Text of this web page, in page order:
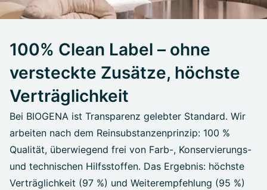
100% Clean Label – ohne
versteckte Zusätze, höchste
Verträglichkeit
Bei BIOGENA ist Transparenz gelebter Standard. Wir
arbeiten nach dem Reinsubstanzenprinzip: 100 %
Qualität, überwiegend frei von Farb-, Konservierungs-
und technischen Hilfsstoffen. Das Ergebnis: höchste
Verträglichkeit (97 %) und Weiterempfehlung (95 %)